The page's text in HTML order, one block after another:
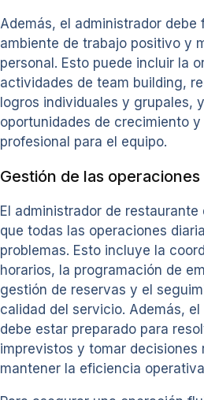
Además, el administrador debe
ambiente de trabajo positivo y
personal. Esto puede incluir la
actividades de team building,
logros individuales y grupales,
oportunidades de crecimiento
profesional para el equipo.
Gestión de las operaciones
El administrador de
que todas las operaciones
problemas. Esto incluye la
horarios, la programación de
gestión de reservas y el
calidad del servicio. Además,
debe estar preparado para
imprevistos y tomar decisiones
mantener la eficiencia